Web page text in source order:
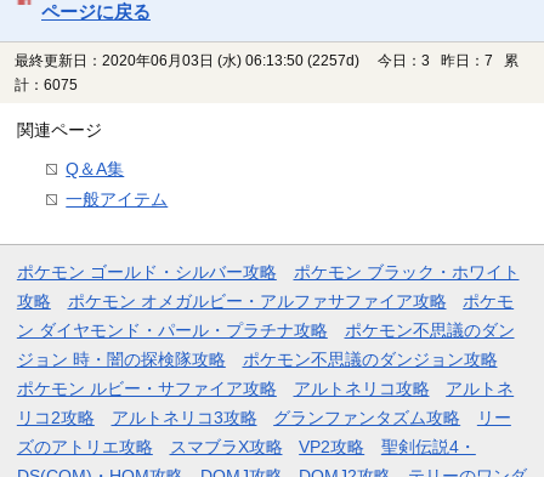
ページに戻る
最終更新日：2020年06月03日 (水) 06:13:50 (2257d)
今日：3 昨日：7 累
計：6075
関連ページ
Q＆A集
一般アイテム
ポケモン ゴールド・シルバー攻略
ポケモン ブラック・ホワイト
攻略
ポケモン オメガルビー・アルファサファイア攻略
ポケモ
ン ダイヤモンド・パール・プラチナ攻略
ポケモン不思議のダン
ジョン 時・闇の探検隊攻略
ポケモン不思議のダンジョン攻略
ポケモン ルビー・サファイア攻略
アルトネリコ攻略
アルトネ
リコ2攻略
アルトネリコ3攻略 グランファンタズム攻略
リー
ズのアトリエ攻略
スマブラX攻略 VP2攻略
聖剣伝説4・